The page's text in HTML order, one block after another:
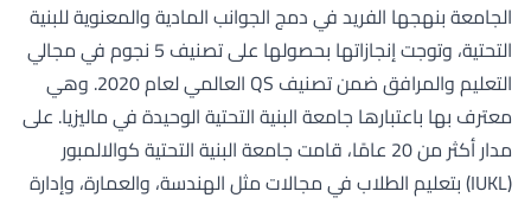
الجامعة بنهجها الفريد في دمج الجوانب المادية والمعنوية للبنية
التحتية، وتوجت إنجازاتها بحصولها على تصنيف 5 نجوم في مجالي
التعليم والمرافق ضمن تصنيف QS العالمي لعام 2020. وهي
معترف بها باعتبارها جامعة البنية التحتية الوحيدة في ماليزيا. على
مدار أكثر من 20 عامًا، قامت جامعة البنية التحتية كوالالمبور
(IUKL) بتعليم الطلاب في مجالات مثل الهندسة، والعمارة، وإدارة